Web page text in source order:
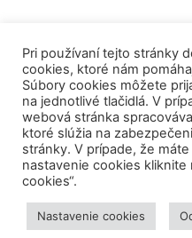
Mediálni partneri
Pri používaní tejto stránky
cookies, ktoré nám
Súbory cookies môžete
na jednotlivé tlačidlá. V
webová stránka
ktoré slúžia na
stránky. V prípade, že
nastavenie cookies kliknite
cookies“.
Nastavenie cookies